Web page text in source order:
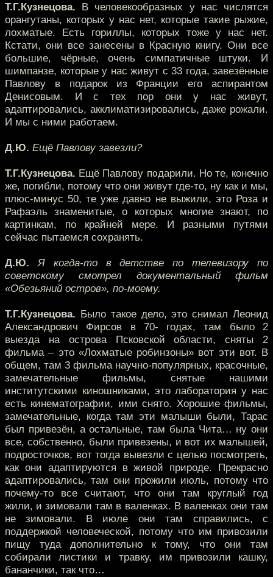
Т.Г.Кузнецова. В человекообразных у нас числятся
орангутаны, которых у нас нет, которые такие рыжие,
лохматые. Есть гориллы, которых тоже у нас нет.
Кстати, они все занесены в Красную книгу. Они все
большие, чёрные, очень симпатичные штуки. И
шимпанзе, которые у нас живут с 33 года, завезённые
Павлову в подарок из Франции его аспирантом
Денисовым. И с тех пор они у нас живут,
адаптировались, акклиматизировались, даже рожали.
И мы с ними работаем.
Д.Ю. Ещё Павлову завезли?
Т.Г.Кузнецова. Ещё Павлову подарили. Но те, конечно
же, погибли, потому что они живут где-то, ну как и мы,
плюс-минус 50, те уже давно не выжили, это Роза и
Рафаэль знаменитые, о которых многие знают, по
картинкам, по крайней мере. И разными путями
сейчас пытаемся сохранять.
Д.Ю. Я когда-то в детстве по телевизору по
советскому смотрел документальный фильм
«Обезьяний остров», по-моему.
Т.Г.Кузнецова. Было такое дело, это снимал Леонид
Александрович Фирсов в 70- годах, там было 2
выезда на острова Псковской области, сняты 2
фильма – это «Лохматые робинзоны» вот эти вот. В
общем, там 3 фильма научно-популярных, красочные,
замечательные фильмы, снятые нашими
институтскими киношниками, это лаборатория у нас
есть кинематографии, ими снято. Хорошие фильмы,
замечательные, когда там эти малыши были, Тарас
был привезён, а остальные, там была Чита… ну они
все, собственно, были привезены, и вот их малышей,
подросточков, вот тогда вывезли с целью посмотреть,
как они адаптируются в живой природе. Прекрасно
адаптировались, там они прожили июль, потому что
почему-то все считают, что они там круглый год
жили, и зимовали там в валенках. В валенках они там
не зимовали. В июле они там справились, с
поддержкой человеческой, потому что им привозили
пищу туда дополнительно к тому, что они там
собирали листики и травку, им привозили кашку,
бананчики, так что…